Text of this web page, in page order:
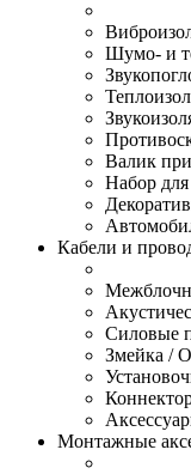
Шумо- и
Валик
Набор для
Кабели и
Силовые
Змейка /
Монтажные